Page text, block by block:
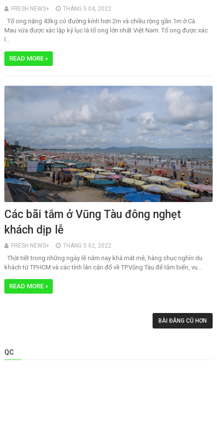
FRESH NEWS+ THÁNG 5 04, 2022
Tổ ong nặng 43kg có đường kính hơn 2m và chiều rộng gần 1m ở Cà
Mau vừa được xác lập kỷ lục là tổ ong lớn nhất Việt Nam. Tổ ong được xác
l...
READ MORE »
Các bãi tắm ở Vũng Tàu đông nghẹt
khách dịp lễ
FRESH NEWS+ THÁNG 5 02, 2022
Thời tiết trong những ngày lễ năm nay khá mát mẻ, hàng chục nghìn du
khách từ TP.HCM và các tỉnh lân cận đổ về TP.Vũng Tàu để tắm biển, vu...
READ MORE »
BÀI ĐĂNG CŨ HƠN
QC